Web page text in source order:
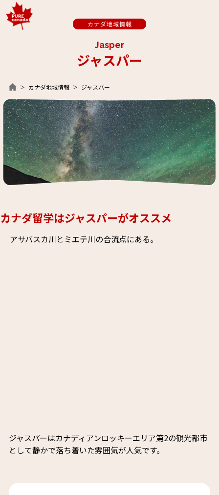
Jasper
ジャスパー
カナダ地域情報 ジャスパー
カナダ地域情報
カナダ留学はジャスパーがオススメ
アサバスカ川とミエテ川の合流点にある。
ジャスパーはカナディアンロッキーエリア第2の観光都市
として静かで落ち着いた雰囲気が人気です。